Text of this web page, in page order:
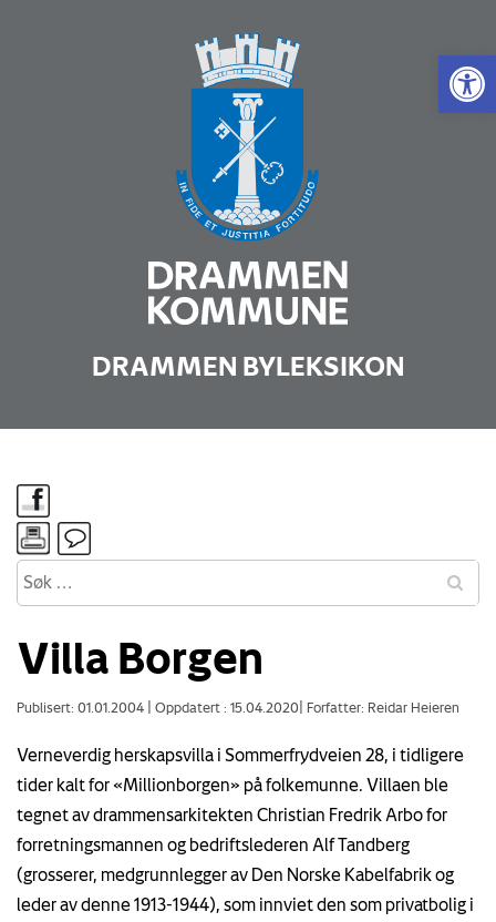
Vis
DRAMMEN BYLEKSIKON
Villa Borgen
Publisert: 01.01.2004 Oppdatert : 15.04.2020 Forfatter: Reidar Heieren
Verneverdig herskapsvilla i Sommerfrydveien 28, i tidligere
tider kalt for «Millionborgen» på folkemunne. Villaen ble
tegnet av drammensarkitekten Christian Fredrik Arbo for
forretningsmannen og bedriftslederen Alf Tandberg
(grosserer, medgrunnlegger av Den Norske Kabelfabrik og
leder av denne 1913-1944), som innviet den som privatbolig i